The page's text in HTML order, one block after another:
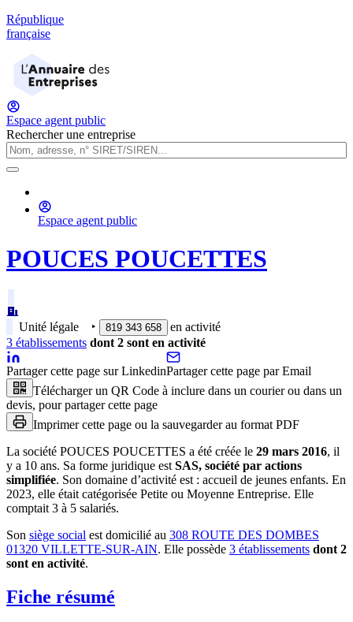
République
française
Espace agent public
Rechercher une entreprise
Espace agent public
POUCES POUCETTES
Unité légale ‣ 819 343 658
en activité
3 établissements dont 2 sont en activité
Partager cette page sur LinkedinPartager cette page par Email
Télécharger un QR Code à inclure dans un courier ou dans un
devis, pour partager cette page
Imprimer cette page ou la sauvegarder au format PDF
La société POUCES POUCETTES a été créée le 29 mars 2016, il
y a 10 ans. Sa forme juridique est SAS, société par actions
simplifiée. Son domaine d’activité est : accueil de jeunes enfants. En
2023, elle était catégorisée Petite ou Moyenne Entreprise. Elle
comptait 3 à 5 salariés.
Son siège social est domicilié au 308 ROUTE DES DOMBES
01320 VILLETTE-SUR-AIN. Elle possède 3 établissements dont 2
sont en activité.
Fiche résumé